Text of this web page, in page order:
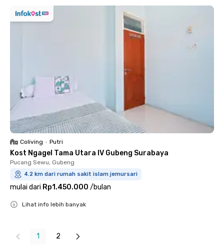
Coliving • Putri
Kost Ngagel Tama Utara IV Gubeng Surabaya
Pucang Sewu, Gubeng
4.2 km dari rumah sakit islam jemursari
mulai dari Rp1.450.000 /bulan
Lihat info lebih banyak
1 2